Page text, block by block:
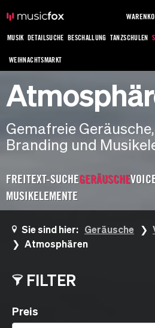
MUSIK DETAILSUCHE BESCHALLUNG TANZSCHULEN
WEIHNACHTSMARKT
Gemafreie
Branding und
FREITEXT-SUCHEGERÄUSCHE
MUSIKELEMENTE
Sie sind hier: Geräusche
Atmosphären
FILTER
Preis